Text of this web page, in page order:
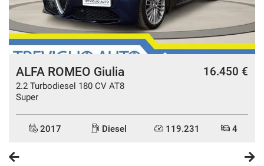
ALFA ROMEO Giulia
2.2 Turbodiesel 180 CV AT8
Super
16.450 €
2017 Diesel 119.231 4